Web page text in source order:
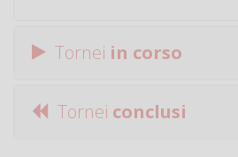
Tornei in corso
Tornei conclusi